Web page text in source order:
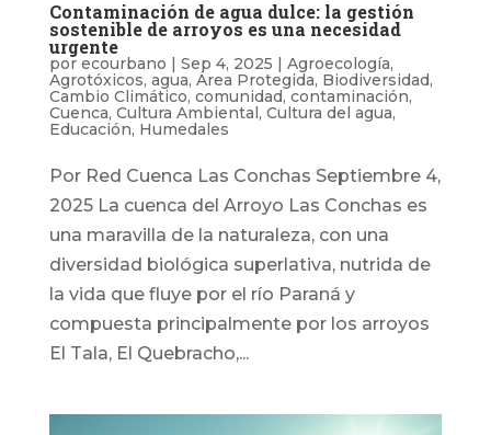
Contaminación de agua dulce: la gestión
sostenible de arroyos es una necesidad
urgente
por ecourbano | Sep 4, 2025 | Agroecología,
Agrotóxicos, agua, Área Protegida, Biodiversidad,
Cambio Climático, comunidad, contaminación,
Cuenca, Cultura Ambiental, Cultura del agua,
Educación, Humedales
Por Red Cuenca Las Conchas Septiembre 4,
2025 La cuenca del Arroyo Las Conchas es
una maravilla de la naturaleza, con una
diversidad biológica superlativa, nutrida de
la vida que fluye por el río Paraná y
compuesta principalmente por los arroyos
El Tala, El Quebracho,...